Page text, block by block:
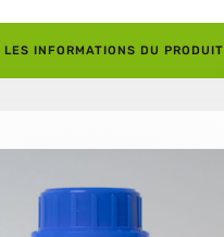
LES INFORMATIONS DU PRODUIT